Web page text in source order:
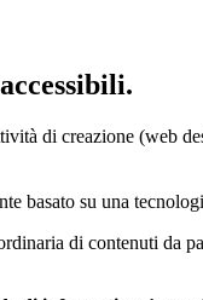
di creazione (web
basato su una
di contenuti da